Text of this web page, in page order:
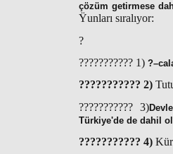
çözüm getirmese
Ÿunları sıralıyor:
?
??????????? 1)
??????????? 2)
??????????? 3)
Türkiye'de de dahil
??????????? 4)